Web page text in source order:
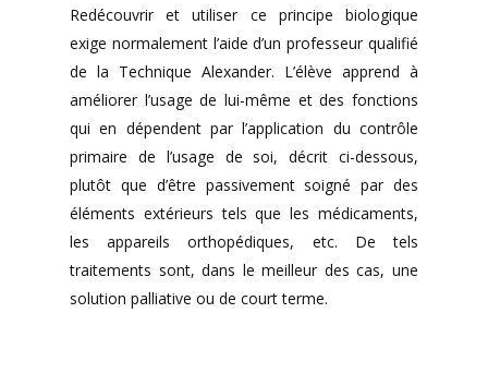
Redécouvrir et utiliser ce principe biologique
exige normalement l’aide d’un professeur qualifié
de la Technique Alexander. L’élève apprend à
améliorer l’usage de lui-même et des fonctions
qui en dépendent par l’application du contrôle
primaire de l’usage de soi, décrit ci-dessous,
plutôt que d’être passivement soigné par des
éléments extérieurs tels que les médicaments,
les appareils orthopédiques, etc. De tels
traitements sont, dans le meilleur des cas, une
solution palliative ou de court terme.